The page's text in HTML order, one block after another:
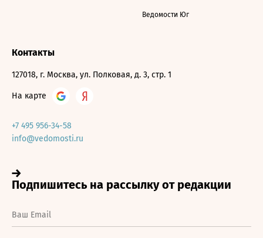
Ведомости Юг
Контакты
127018, г. Москва, ул. Полковая, д. 3, стр. 1
На карте
+7 495 956-34-58
info@vedomosti.ru